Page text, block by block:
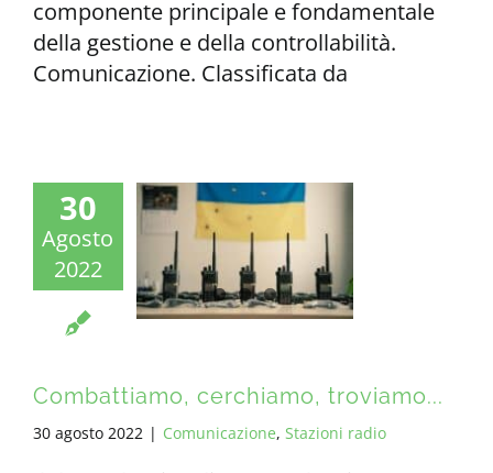
componente principale e fondamentale
della gestione e della controllabilità.
Comunicazione. Classificata da
30
Agosto
2022
Combattiamo, cerchiamo, troviamo...
30 agosto 2022 | Comunicazione, Stazioni radio